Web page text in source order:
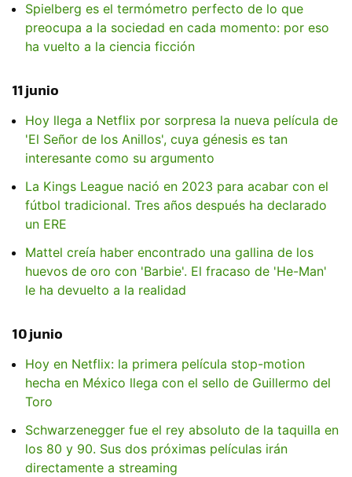
Spielberg es el termómetro perfecto de lo que
preocupa a la sociedad en cada momento: por eso
ha vuelto a la ciencia ficción
11 junio
Hoy llega a Netflix por sorpresa la nueva película de
'El Señor de los Anillos', cuya génesis es tan
interesante como su argumento
La Kings League nació en 2023 para acabar con el
fútbol tradicional. Tres años después ha declarado
un ERE
Mattel creía haber encontrado una gallina de los
huevos de oro con 'Barbie'. El fracaso de 'He-Man'
le ha devuelto a la realidad
10 junio
Hoy en Netflix: la primera película stop-motion
hecha en México llega con el sello de Guillermo del
Toro
Schwarzenegger fue el rey absoluto de la taquilla en
los 80 y 90. Sus dos próximas películas irán
directamente a streaming